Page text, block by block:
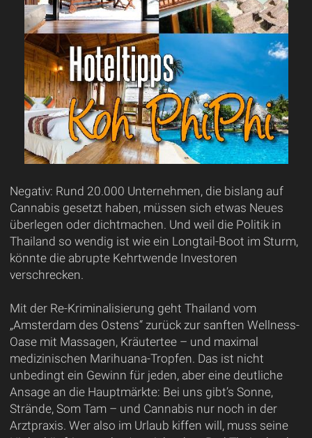
Negativ: Rund 20.000 Unternehmen, die bislang auf
Cannabis gesetzt haben, müssen sich etwas Neues
überlegen oder dichtmachen. Und weil die Politik in
Thailand so wendig ist wie ein Longtail-Boot im Sturm,
könnte die abrupte Kehrtwende Investoren
verschrecken.
Mit der Re-Kriminalisierung geht Thailand vom
„Amsterdam des Ostens“ zurück zur sanften Wellness-
Oase mit Massagen, Kräutertee – und maximal
medizinischen Marihuana-Tropfen. Das ist nicht
unbedingt ein Gewinn für jeden, aber eine deutliche
Ansage an die Hauptmärkte: Bei uns gibt’s Sonne,
Strände, Som Tam – und Cannabis nur noch in der
Arztpraxis. Wer also im Urlaub kiffen will, muss seine